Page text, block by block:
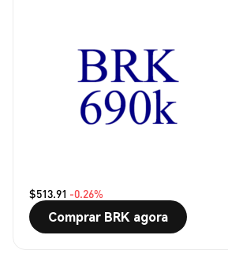
$513.91 -0.26%
Comprar BRK agora